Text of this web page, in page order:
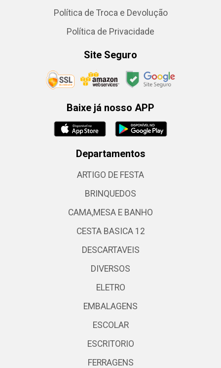
Política de Troca e Devolução
Política de Privacidade
Site Seguro
Baixe já nosso APP
Departamentos
ARTIGO DE FESTA
BRINQUEDOS
CAMA,MESA E BANHO
CESTA BASICA 12
DESCARTAVEIS
DIVERSOS
ELETRO
EMBALAGENS
ESCOLAR
ESCRITORIO
FERRAGENS